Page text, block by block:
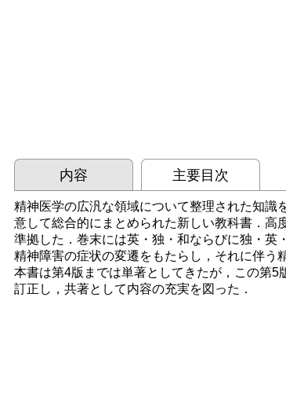
内容 主要目次
精神医学の広汎な領域について整理された知識
意して総合的にまとめられた新しい教科書．高
準拠した．巻末には英・独・和ならびに独・英
精神障害の症状の変遷をもたらし，それに伴う
本書は第4版までは単著としてきたが，この第
訂正し，共著として内容の充実を図った．